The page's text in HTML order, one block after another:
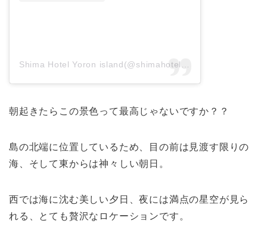
朝起きたらこの景色って最高じゃないですか？？
島の北端に位置しているため、目の前は見渡す限りの
海、そして東からは神々しい朝日。
西では海に沈む美しい夕日、夜には満点の星空が見ら
れる、とても贅沢なロケーションです。